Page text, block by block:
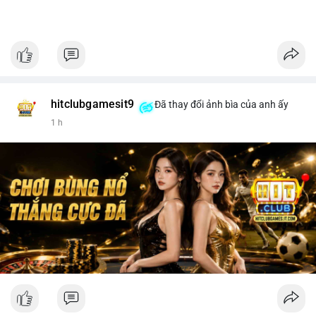
hitclubgamesit9 Đã thay đổi ảnh bìa của anh ấy
1 h